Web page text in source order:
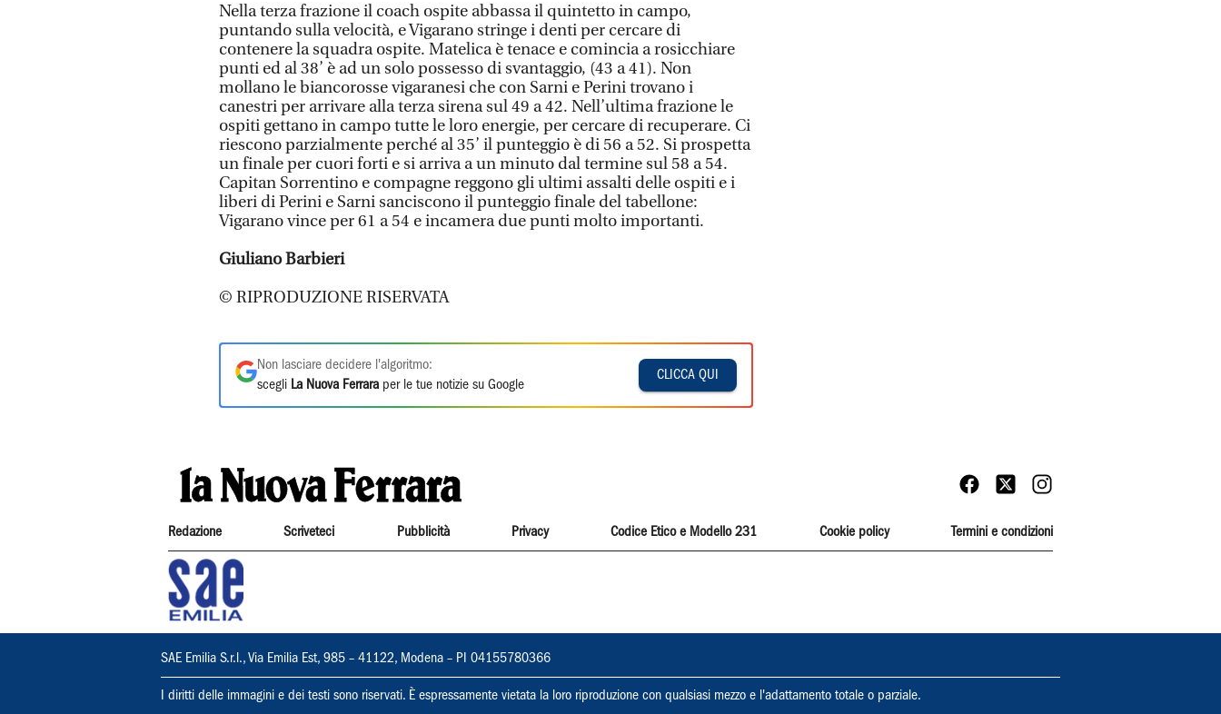
Nella terza frazione il coach ospite abbassa il quintetto in campo,
puntando sulla velocità, e Vigarano stringe i denti per cercare di
contenere la squadra ospite. Matelica è tenace e comincia a rosicchiare
punti ed al 38’ è ad un solo possesso di svantaggio, (43 a 41). Non
mollano le biancorosse vigaranesi che con Sarni e Perini trovano i
canestri per arrivare alla terza sirena sul 49 a 42. Nell’ultima frazione le
ospiti gettano in campo tutte le loro energie, per cercare di recuperare. Ci
riescono parzialmente perché al 35’ il punteggio è di 56 a 52. Si prospetta
un finale per cuori forti e si arriva a un minuto dal termine sul 58 a 54.
Capitan Sorrentino e compagne reggono gli ultimi assalti delle ospiti e i
liberi di Perini e Sarni sanciscono il punteggio finale del tabellone:
Vigarano vince per 61 a 54 e incamera due punti molto importanti.
Giuliano Barbieri
© RIPRODUZIONE RISERVATA
Non lasciare decidere l'algoritmo:
scegli La Nuova Ferrara per le tue notizie su Google
CLICCA QUI
Redazione Scriveteci Pubblicità Privacy Codice Etico e Modello 231 Cookie policy Termini e condizioni
SAE Emilia S.r.l., Via Emilia Est, 985 – 41122, Modena – PI 04155780366
I diritti delle immagini e dei testi sono riservati. È espressamente vietata la loro riproduzione con qualsiasi mezzo e l'adattamento totale o parziale.